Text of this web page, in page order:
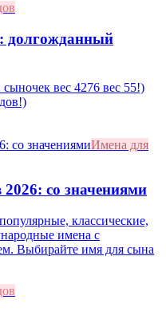
долгожданный
вес 4276 вес 55!)
Имена для
со значениями
классические,
имена с
Выбирайте имя для сына